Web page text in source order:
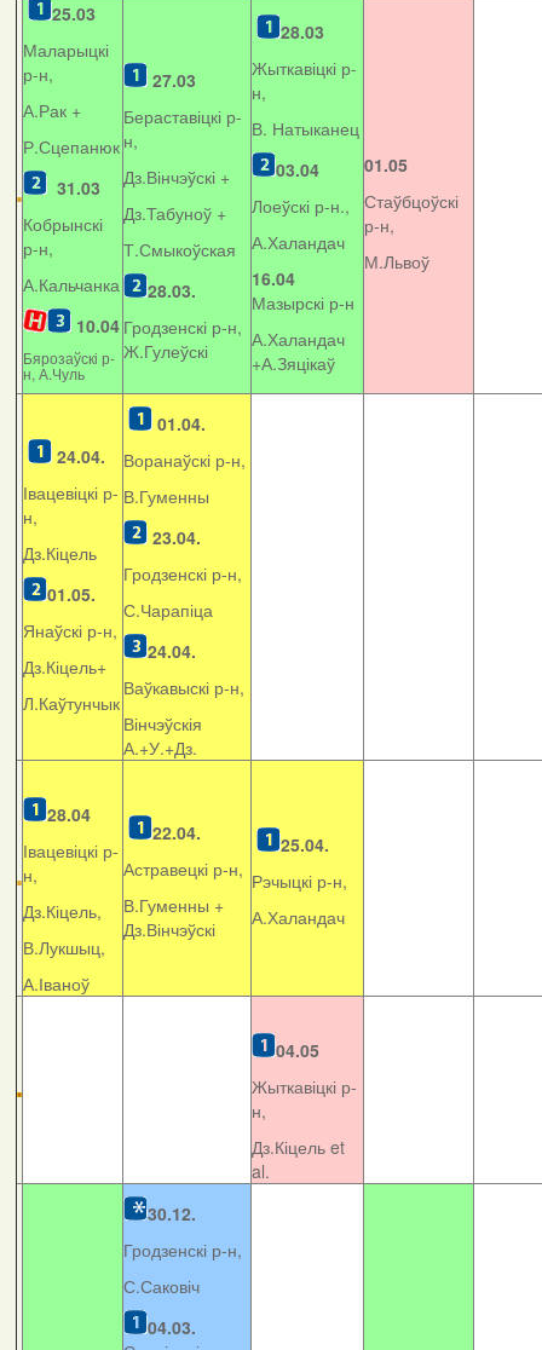
25.03
Маларыцкі
р-н,
А.Рак +
Р.Сцепанюк
31.03
Кобрынскі
р-н,
А.Кальчанка
10.04
Бярозаўскі р-
н, А.Чуль
27.03
Бераставіцкі р-
н,
Дз.Вінчэўскі +
Дз.Табуноў +
Т.Смыкоўская
28.03.
Гродзенскі р-н,
Ж.Гулеўскі
28.03
Жыткавіцкі р-
н,
В. Натыканец
03.04
Лоеўскі р-н.,
А.Халандач
16.04
Мазырскі р-н
А.Халандач
+А.Зяцікаў
01.05
Стаўбцоўскі
р-н,
М.Львоў
24.04.
Івацевіцкі р-
н,
Дз.Кіцель
01.05.
Янаўскі р-н,
Дз.Кіцель+
Л.Каўтунчык
01.04.
Воранаўскі р-н,
В.Гуменны
23.04.
Гродзенскі р-н,
С.Чарапіца
24.04.
Ваўкавыскі р-н,
Вінчэўскія
А.+У.+Дз.
28.04
Івацевіцкі р-
н,
Дз.Кіцель,
В.Лукшыц,
А.Іваноў
22.04.
Астравецкі р-н,
В.Гуменны +
Дз.Вінчэўскі
25.04.
Рэчыцкі р-н,
А.Халандач
04.05
Жыткавіцкі р-
н,
Дз.Кіцель et
al.
30.12.
Гродзенскі р-н,
С.Саковіч
04.03.